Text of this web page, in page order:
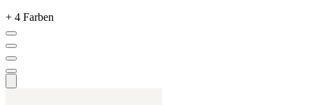
+ 4 Farben